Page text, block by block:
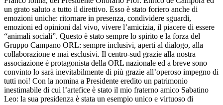
un grato saluto a tutto il direttivo. Esso è stato foriero anche di
emozioni uniche: ritornare in presenza, condividere sguardi,
emozioni ed opinioni dal vivo, vivere l’amicizia, il piacere di essere
“animali sociali”. Questo è stato sempre lo spirito e la forza del
Gruppo Campano ORL: sempre inclusivi, aperti al dialogo, alla
collaborazione e mai esclusivi. Il centro-sud grazie alla nostra
associazione è protagonista della ORL nazionale ed a breve sono
convinto lo sarà inevitabilmente di più grazie all’operoso impegno di
tutti noi! Con la nomina a Presidente eredito un patrimonio
inestimabile di cui l’artefice è stato il mio fraterno amico Sabatino
Leo: la sua presidenza è stata un esempio unico e virtuoso di